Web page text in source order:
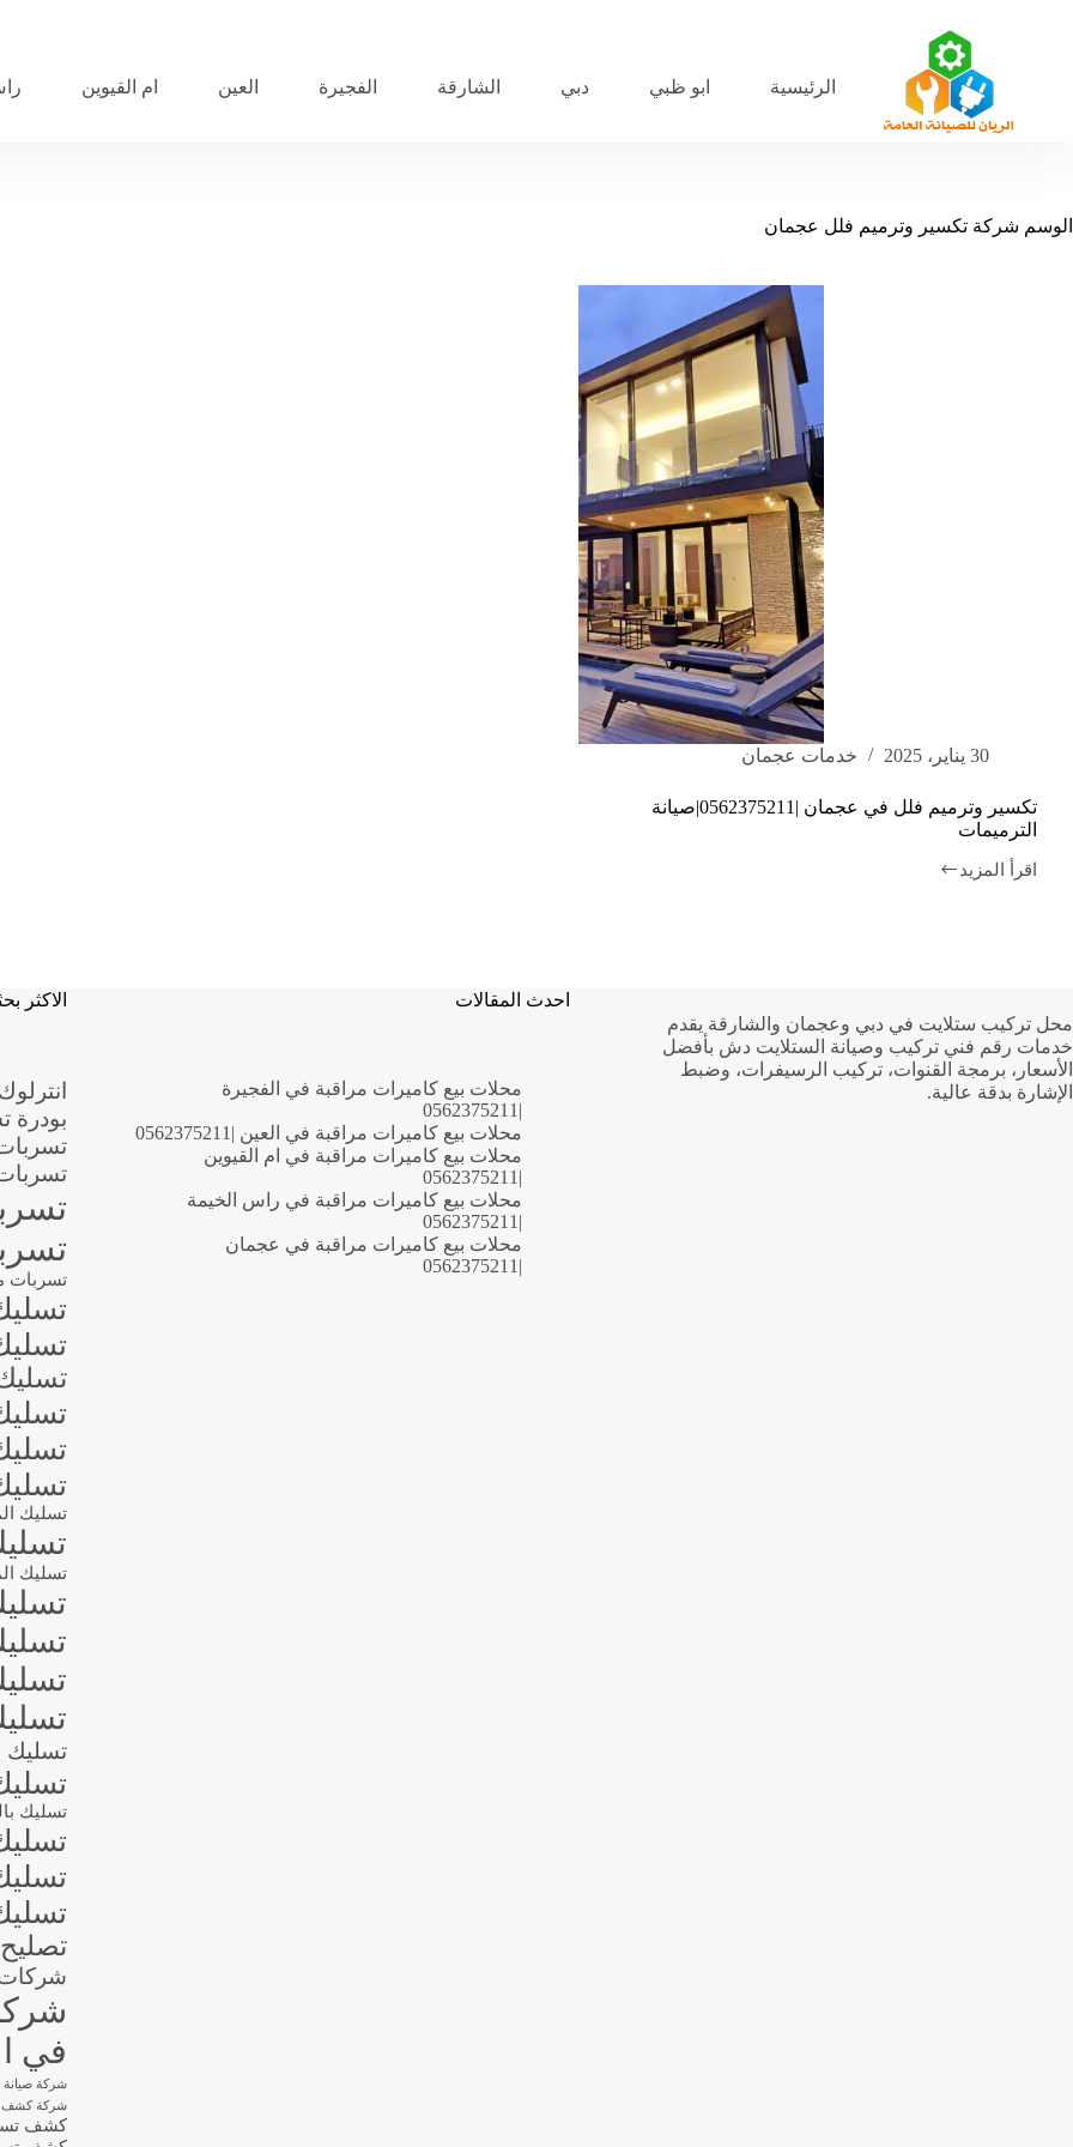
الرئيسية
ابو ظبي دبي الشارقة الفجيرة العين ام القيوين
الوسم شركة تكسير وترميم فلل عجمان
30 يناير، 2025 خدمات عجمان
تكسير وترميم فلل في عجمان |0562375211|صيانة
الترميمات
اقرأ المزيد
تكسير
الترميمات
محل تركيب ستلايت في دبي وعجمان والشارقة يقدم
خدمات رقم فني تركيب وصيانة الستلايت دش بأفضل
الأسعار، برمجة القنوات، تركيب الرسيفرات، وضبط
الإشارة بدقة عالية.
احدث المقالات
محلات بيع كاميرات مراقبة في الفجيرة
|0562375211
محلات بيع كاميرات مراقبة في العين |0562375211
محلات بيع كاميرات مراقبة في ام القيوين
|0562375211
محلات بيع كاميرات مراقبة في راس الخيمة
|0562375211
محلات بيع كاميرات مراقبة في عجمان
|0562375211
الاكثر
بودرة
تسربات
تسربات
تسليك
تسليك
تسليك
تسليك
شركات
في
شركة
شركة كشف
كشف